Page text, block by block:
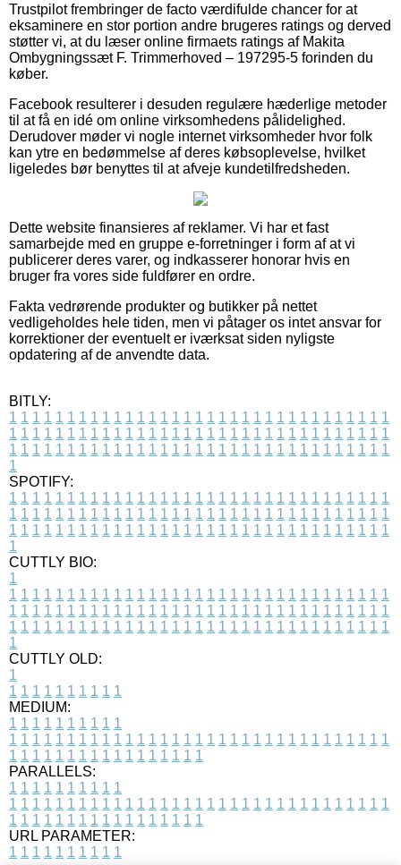
Trustpilot frembringer de facto værdifulde chancer for at
eksaminere en stor portion andre brugeres ratings og derved
støtter vi, at du læser online firmaets ratings af Makita
Ombygningssæt F. Trimmerhoved – 197295-5 forinden du
køber.
Facebook resulterer i desuden regulære hæderlige metoder
til at få en idé om online virksomhedens pålidelighed.
Derudover møder vi nogle internet virksomheder hvor folk
kan ytre en bedømmelse af deres købsoplevelse, hvilket
ligeledes bør benyttes til at afveje kundetilfredsheden.
Dette website finansieres af reklamer. Vi har et fast
samarbejde med en gruppe e-forretninger i form af at vi
publicerer deres varer, og indkasserer honorar hvis en
bruger fra vores side fuldfører en ordre.
Fakta vedrørende produkter og butikker på nettet
vedligeholdes hele tiden, men vi påtager os intet ansvar for
korrektioner der eventuelt er iværksat siden nyligste
opdatering af de anvendte data.
BITLY:
1 1 1 1 1 1 1 1 1 1 1 1 1 1 1 1 1 1 1 1 1 1 1 1 1 1 1 1 1 1 1 1 1
1 1 1 1 1 1 1 1 1 1 1 1 1 1 1 1 1 1 1 1 1 1 1 1 1 1 1 1 1 1 1 1 1
1 1 1 1 1 1 1 1 1 1 1 1 1 1 1 1 1 1 1 1 1 1 1 1 1 1 1 1 1 1 1 1 1
1
SPOTIFY:
1 1 1 1 1 1 1 1 1 1 1 1 1 1 1 1 1 1 1 1 1 1 1 1 1 1 1 1 1 1 1 1 1
1 1 1 1 1 1 1 1 1 1 1 1 1 1 1 1 1 1 1 1 1 1 1 1 1 1 1 1 1 1 1 1 1
1 1 1 1 1 1 1 1 1 1 1 1 1 1 1 1 1 1 1 1 1 1 1 1 1 1 1 1 1 1 1 1 1
1
CUTTLY BIO:
1
1 1 1 1 1 1 1 1 1 1 1 1 1 1 1 1 1 1 1 1 1 1 1 1 1 1 1 1 1 1 1 1 1
1 1 1 1 1 1 1 1 1 1 1 1 1 1 1 1 1 1 1 1 1 1 1 1 1 1 1 1 1 1 1 1 1
1 1 1 1 1 1 1 1 1 1 1 1 1 1 1 1 1 1 1 1 1 1 1 1 1 1 1 1 1 1 1 1 1
1
CUTTLY OLD:
1
1 1 1 1 1 1 1 1 1 1
MEDIUM:
1 1 1 1 1 1 1 1 1 1
1 1 1 1 1 1 1 1 1 1 1 1 1 1 1 1 1 1 1 1 1 1 1 1 1 1 1 1 1 1 1 1 1
1 1 1 1 1 1 1 1 1 1 1 1 1 1 1 1 1
PARALLELS:
1 1 1 1 1 1 1 1 1 1
1 1 1 1 1 1 1 1 1 1 1 1 1 1 1 1 1 1 1 1 1 1 1 1 1 1 1 1 1 1 1 1 1
1 1 1 1 1 1 1 1 1 1 1 1 1 1 1 1 1
URL PARAMETER:
1 1 1 1 1 1 1 1 1 1